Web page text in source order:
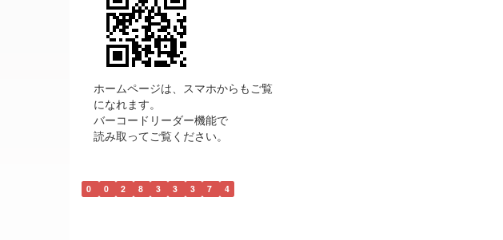
ホームページは、スマホからもご覧
になれます。
バーコードリーダー機能で
読み取ってご覧ください。
0 0 2 8 3 3 3 7 4